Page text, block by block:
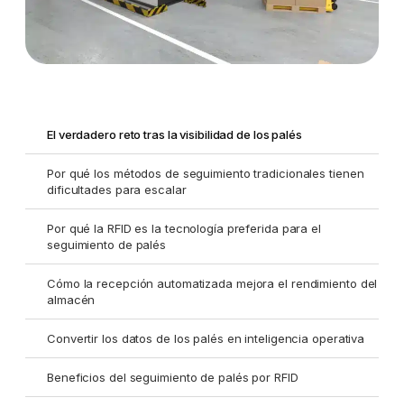
El verdadero reto tras la visibilidad de los palés
Por qué los métodos de seguimiento tradicionales tienen
dificultades para escalar
Por qué la RFID es la tecnología preferida para el
seguimiento de palés
Cómo la recepción automatizada mejora el rendimiento del
almacén
Convertir los datos de los palés en inteligencia operativa
Beneficios del seguimiento de palés por RFID